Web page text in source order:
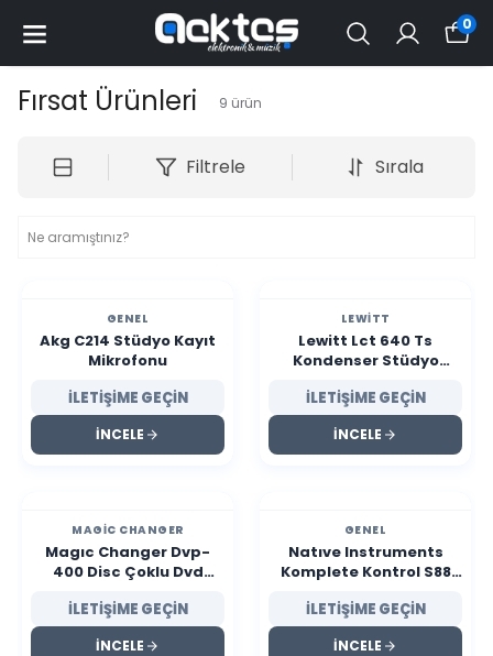
0
Fırsat Ürünleri 9 ürün
Filtrele Sırala
GENEL
Akg C214 Stüdyo Kayıt
Mikrofonu
İLETİŞİME GEÇİN
İNCELE
LEWITT
Lewitt Lct 640 Ts
Kondenser Stüdyo
İLETİŞİME GEÇİN
İNCELE
MAGIC CHANGER
Magıc Changer Dvp-
400 Disc Çoklu Dvd
Hdmi
İLETİŞİME GEÇİN
İNCELE
GENEL
Natıve Instruments
Komplete Kontrol S88
İLETİŞİME GEÇİN
İNCELE